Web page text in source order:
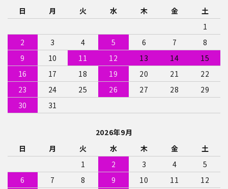
日
月 火 水 木 金
土
1
2
3 4 5 6 7
8
9
10 11 12 13 14
15
16
17 18 19 20 21
22
23
24 25 26 27 28
29
30
31
2026年9月
日
月 火 水 木 金
土
1
2 3 4
5
6
7 8 9 10 11
12